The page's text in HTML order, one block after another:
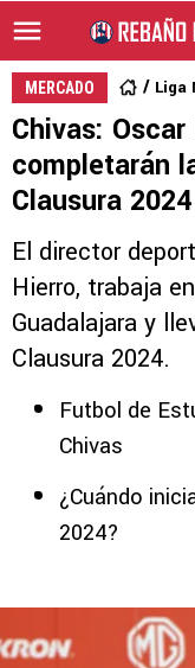
MERCADO Liga
Chivas:
completarán
Clausura 2024
El director
Hierro, trabaja
Guadalajara y
Clausura 2024.
Futbol de
Chivas
¿Cuándo
2024?